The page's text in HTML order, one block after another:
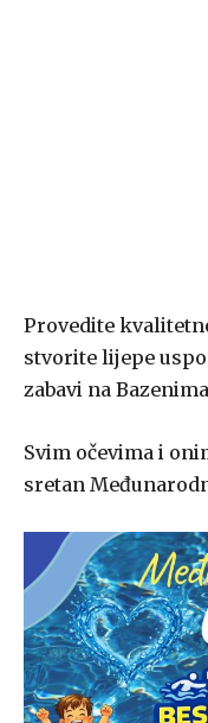
Provedite
stvorite lijepe
zabavi na
Svim očevima i
sretan